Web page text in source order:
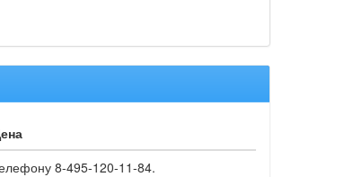
8-495-120-11-84.